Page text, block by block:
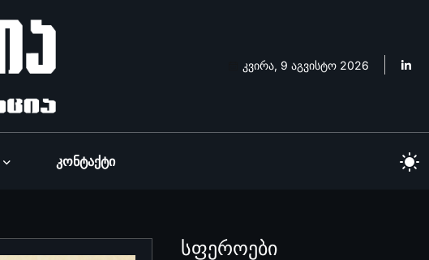
კვირა, 9 აგვისტო 2026
Კონტაქტი
სფეროები